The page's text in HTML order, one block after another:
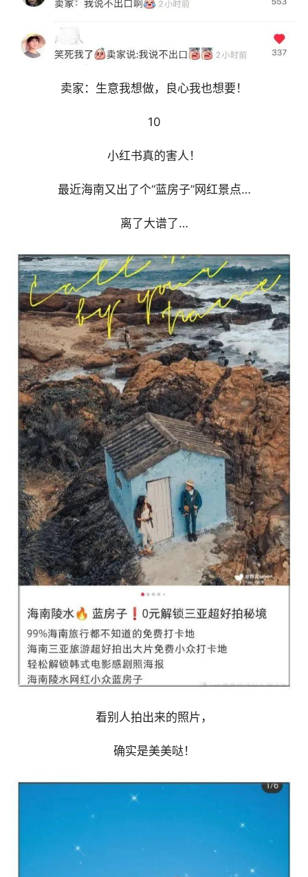
卖家：生意我想做，良心我也想要！
10
小红书真的害人！
最近海南又出了个“蓝房子”网红景点…
离了大谱了…
看别人拍出来的照片，
确实是美美哒！